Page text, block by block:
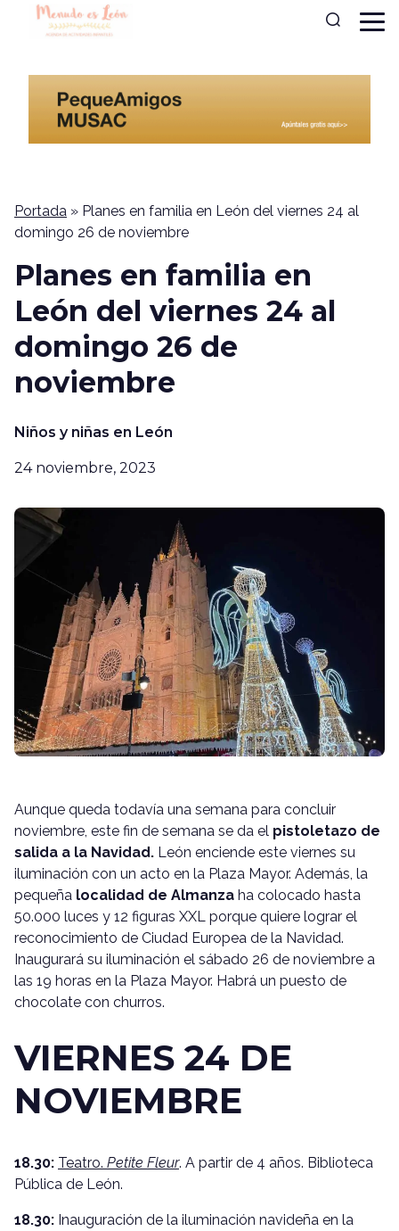
Portada » Planes en familia en León del viernes 24 al
domingo 26 de noviembre
Planes en familia en
León del viernes 24 al
domingo 26 de
noviembre
Niños y niñas en León
24 noviembre, 2023
Aunque queda todavía una semana para concluir
noviembre, este fin de semana se da el pistoletazo de
salida a la Navidad. León enciende este viernes su
iluminación con un acto en la Plaza Mayor. Además, la
pequeña localidad de Almanza ha colocado hasta
50.000 luces y 12 figuras XXL porque quiere lograr el
reconocimiento de Ciudad Europea de la Navidad.
Inaugurará su iluminación el sábado 26 de noviembre a
las 19 horas en la Plaza Mayor. Habrá un puesto de
chocolate con churros.
VIERNES 24 DE
NOVIEMBRE
18.30: Teatro. Petite Fleur. A partir de 4 años. Biblioteca
Pública de León.
18.30: Inauguración de la iluminación navideña en la